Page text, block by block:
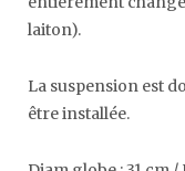
laiton).
La suspension est
être installée.